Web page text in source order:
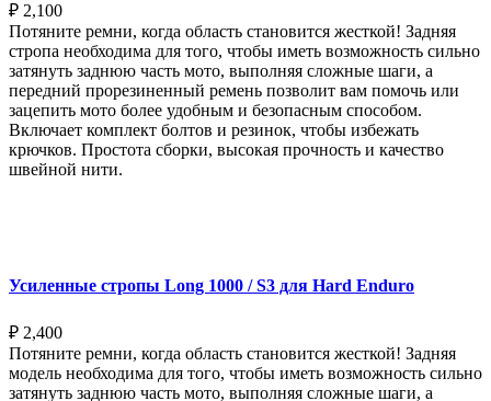
₽ 2,100
Потяните ремни, когда область становится жесткой! Задняя
стропа необходима для того, чтобы иметь возможность сильно
затянуть заднюю часть мото, выполняя сложные шаги, а
передний прорезиненный ремень позволит вам помочь или
зацепить мото более удобным и безопасным способом.
Включает комплект болтов и резинок, чтобы избежать
крючков. Простота сборки, высокая прочность и качество
швейной нити.
Усиленные стропы Long 1000 / S3 для Hard Enduro
₽ 2,400
Потяните ремни, когда область становится жесткой! Задняя
модель необходима для того, чтобы иметь возможность сильно
затянуть заднюю часть мото, выполняя сложные шаги, а